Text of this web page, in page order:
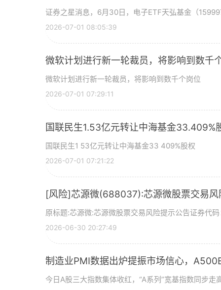
证券之星消息，6月30日，电子ETF天弘基金（
2026-07-01 08:05:39
微软计划进行新一轮裁员，将影响到数千
微软计划进行新一轮裁员，将影响到数千个岗位
2026-07-01 07:29:11
国联民生1.53亿元转让中海基金33.409%
国联民生1 53亿元转让中海基金33 409%股权
2026-07-01 07:21:22
[风险]芯源微(688037):芯源微股票交易风
原标题:芯源微:芯源微股票交易风险提示公告证券代
2026-06-30 20:27:49
制造业PMI数据出炉提振市场信心，
今日A股三大指数集体收红，“A系列”宽基指数同步走